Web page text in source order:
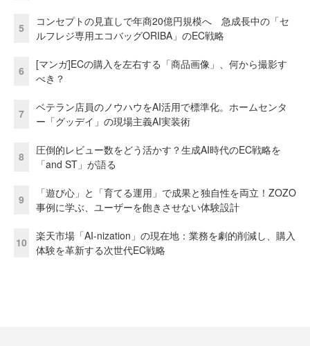
5
コンセプトの見直しで年商20億円規模へ 急成長中の「セ
ルフレジ専用エコバッグORIBA」のEC戦略
6
[マンガ]ECの購入を左右する「商品画像」、何から撮影す
べき？
7
ベテラン店員のノウハウをAI活用で標準化。ホームセンタ
ー「グッデイ」の現場主義AI実装術
8
圧倒的レビュー数をどう活かす？生成AI時代のEC戦略を
「and ST」が語る
9
「遊び心」と「育てる運用」で成果と独自性を両立！ZOZO
事例に学ぶ、ユーザーを飽きさせない体験設計
10
楽天市場「AI-nization」の現在地：業務を劇的削減し、購入
体験を革新する次世代EC戦略